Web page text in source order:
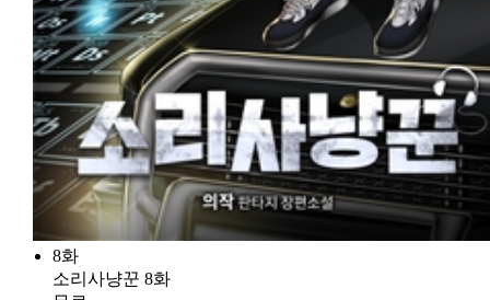
8화
소리사냥꾼 8화